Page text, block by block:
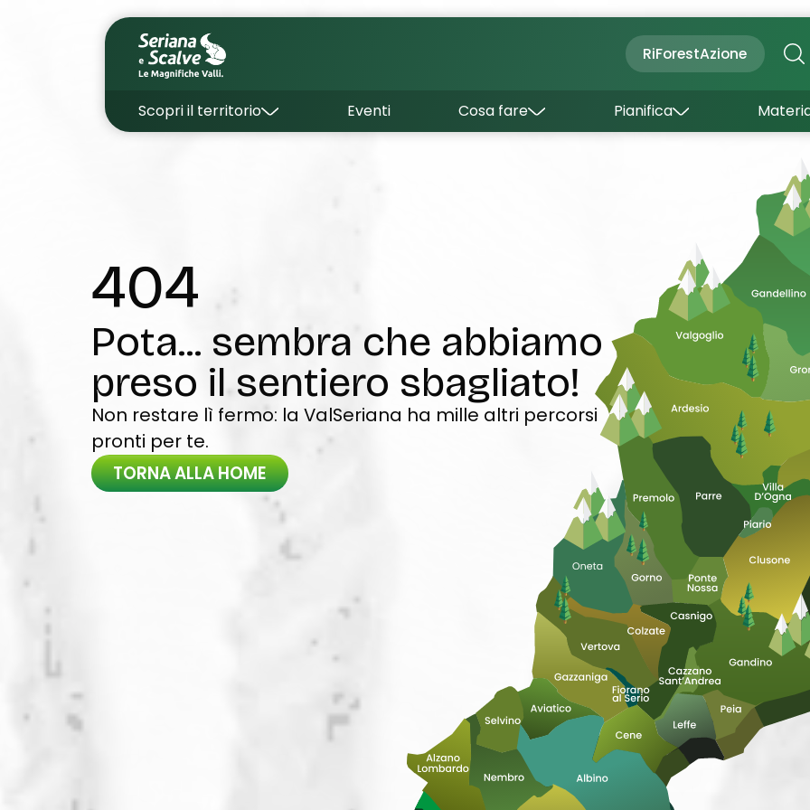
RiForestAzione
Scopri il territorio Eventi Cosa fare
Con bambini
Inverno
Pianifica
Dove dormire
Come arrivare
Come muoversi
Wishlist
404
Pota... sembra che abbiamo
preso il sentiero sbagliato!
Non restare lì fermo: la ValSeriana ha mille altri percorsi
pronti per te.
TORNA ALLA HOME